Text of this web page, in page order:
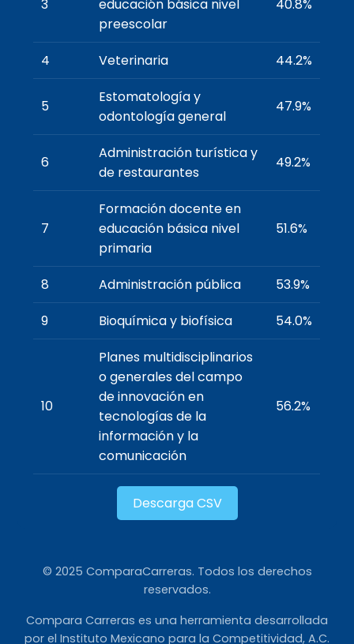
3
educación básica nivel
preescolar
40.8%
4 Veterinaria 44.2%
5
Estomatología y
odontología general
47.9%
6
Administración turística y
de restaurantes
49.2%
7
Formación docente en
educación básica nivel
primaria
51.6%
8 Administración pública
53.9%
9
Bioquímica y biofísica 54.0%
10
Planes multidisciplinarios
o generales del campo
de innovación en
tecnologías de la
información y la
comunicación
56.2%
Descarga CSV
© 2025 ComparaCarreras. Todos los derechos
reservados.
Compara Carreras es una herramienta desarrollada
por el Instituto Mexicano para la Competitividad, A.C.